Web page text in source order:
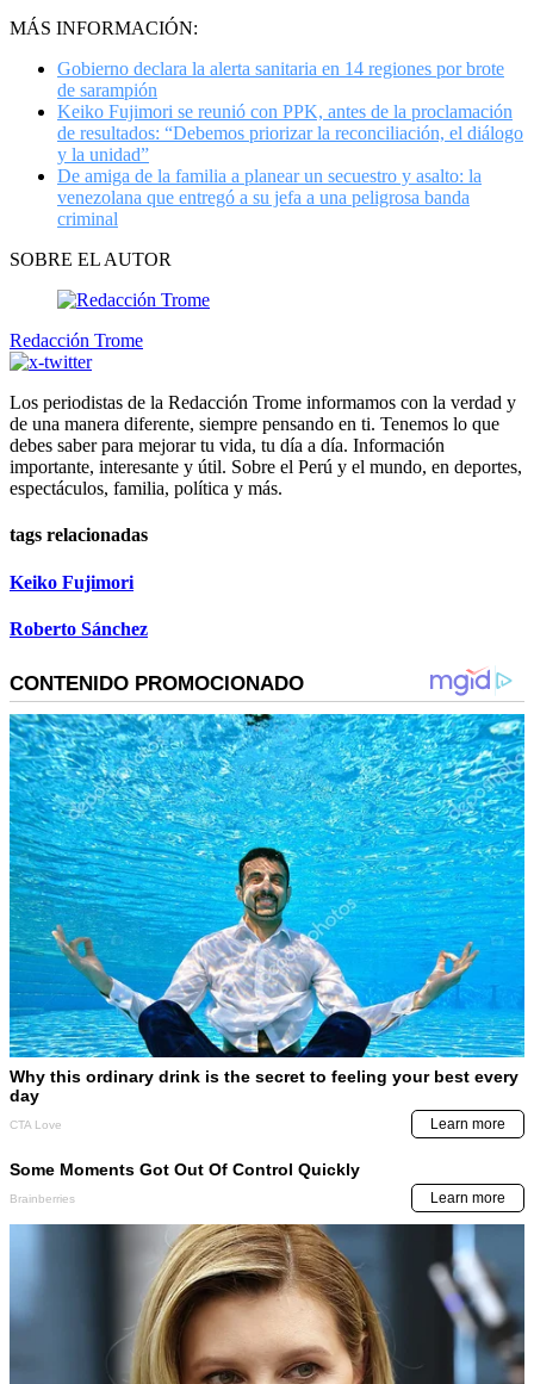
MÁS INFORMACIÓN:
Gobierno declara la alerta sanitaria en 14 regiones por brote
de sarampión
Keiko Fujimori se reunió con PPK, antes de la proclamación
de resultados: “Debemos priorizar la reconciliación, el diálogo
y la unidad”
De amiga de la familia a planear un secuestro y asalto: la
venezolana que entregó a su jefa a una peligrosa banda
criminal
SOBRE EL AUTOR
Redacción Trome
Los periodistas de la Redacción Trome informamos con la verdad y
de una manera diferente, siempre pensando en ti. Tenemos lo que
debes saber para mejorar tu vida, tu día a día. Información
importante, interesante y útil. Sobre el Perú y el mundo, en deportes,
espectáculos, familia, política y más.
tags relacionadas
Keiko Fujimori
Roberto Sánchez